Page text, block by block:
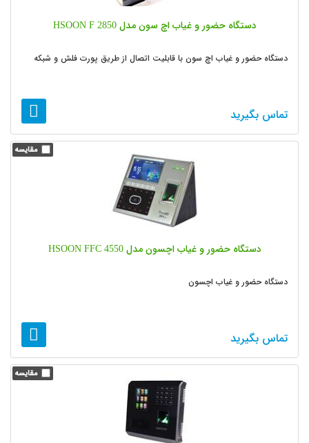
دستگاه حضور و غیاب اچ سون مدل HSOON F 2850
دستگاه حضور و غیاب اچ سون با قابلیت اتصال از طریق پورت فلش و شبکه
تماس بگیرید
دستگاه حضور و غیاب اچسون مدل HSOON FFC 4550
دستگاه حضور و غیاب اچسون
تماس بگیرید